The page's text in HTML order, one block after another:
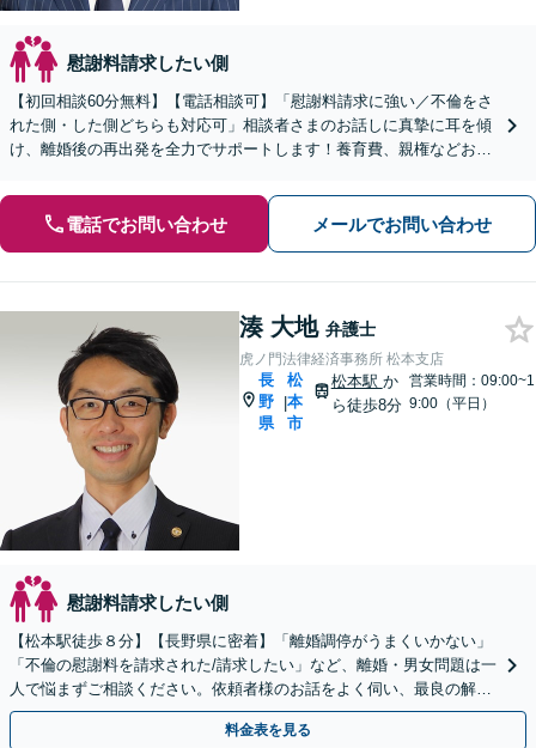
慰謝料請求したい側
【初回相談60分無料】【電話相談可】「慰謝料請求に強い／不倫をさ
れた側・した側どちらも対応可」相談者さまのお話しに真摯に耳を傾
け、離婚後の再出発を全力でサポートします！養育費、親権などお子
電話でお問い合わせ メールでお問い合わせ
湊 大地 弁護士
虎ノ門法律経済事務所 松本支店
長
野
県
|
松
本
市
松本駅 か
ら徒歩8分
営業時間：09:00~1
9:00（平日）
慰謝料請求したい側
【松本駅徒歩８分】【長野県に密着】「離婚調停がうまくいかない」
「不倫の慰謝料を請求された/請求したい」など、離婚・男女問題は一
人で悩まずご相談ください。依頼者様のお話をよく伺い、最良の解決
となるよう全力で取り組みます。
料金表を見る